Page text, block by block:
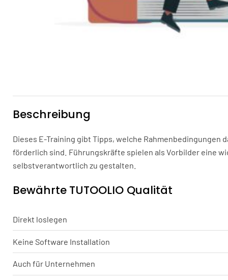
Beschreibung
Dieses E-Training gibt Tipps, welche
förderlich sind. Führungskräfte spielen als Vorbilder eine
selbstverantwortlich zu gestalten.
Bewährte TUTOOLIO Qualität
Direkt loslegen
Keine Software Installation
Auch für Unternehmen